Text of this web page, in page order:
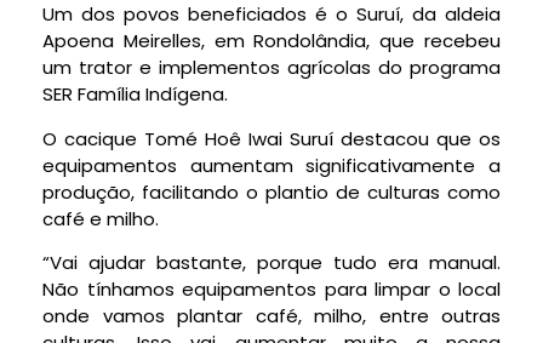
Um dos povos beneficiados é o Suruí, da aldeia
Apoena Meirelles, em Rondolândia, que recebeu
um trator e implementos agrícolas do programa
SER Família Indígena.
O cacique Tomé Hoê Iwai Suruí destacou que os
equipamentos aumentam significativamente a
produção, facilitando o plantio de culturas como
café e milho.
“Vai ajudar bastante, porque tudo era manual.
Não tínhamos equipamentos para limpar o local
onde vamos plantar café, milho, entre outras